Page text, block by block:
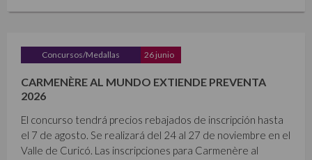
Concursos/Medallas 26 junio
CARMENÈRE AL MUNDO EXTIENDE PREVENTA
2026
El concurso tendrá precios rebajados de inscripción hasta
el 7 de agosto. Se realizará del 24 al 27 de noviembre en el
Valle de Curicó. Las inscripciones para Carmenère al